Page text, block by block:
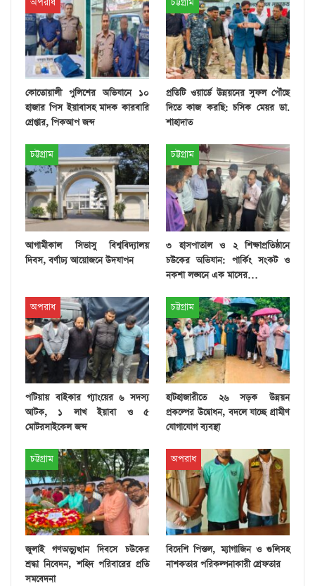
কোতোয়ালী পুলিশের অভিযানে ১০
হাজার পিস ইয়াবাসহ মাদক কারবারি
গ্রেপ্তার, পিকআপ জব্দ
প্রতিটি ওয়ার্ডে উন্নয়নের সুফল পৌঁছে
দিতে কাজ করছি: চসিক মেয়র ডা.
শাহাদাত
চট্টগ্রাম
আগামীকাল সিভাসু বিশ্ববিদ্যালয়
দিবস, বর্ণাঢ্য আয়োজনে উদযাপন
চট্টগ্রাম
৩ হাসপাতাল ও ২ শিক্ষাপ্রতিষ্ঠানে
চউকের অভিযান: পার্কিং সংকট ও
নকশা লঙ্ঘনে এক মাসের…
অপরাধ
পটিয়ায় বাইকার গ্যাংয়ের ৬ সদস্য
আটক, ১ লাখ ইয়াবা ও ৫
মোটরসাইকেল জব্দ
চট্টগ্রাম
হাটহাজারীতে ২৬ সড়ক উন্নয়ন
প্রকল্পের উদ্বোধন, বদলে যাচ্ছে গ্রামীণ
যোগাযোগ ব্যবস্থা
চট্টগ্রাম
জুলাই গণঅভ্যুত্থান দিবসে চউকের
শ্রদ্ধা নিবেদন, শহিদ পরিবারের প্রতি
সমবেদনা
অপরাধ
বিদেশি পিস্তল, ম্যাগাজিন ও গুলিসহ
নাশকতার পরিকল্পনাকারী গ্রেফতার